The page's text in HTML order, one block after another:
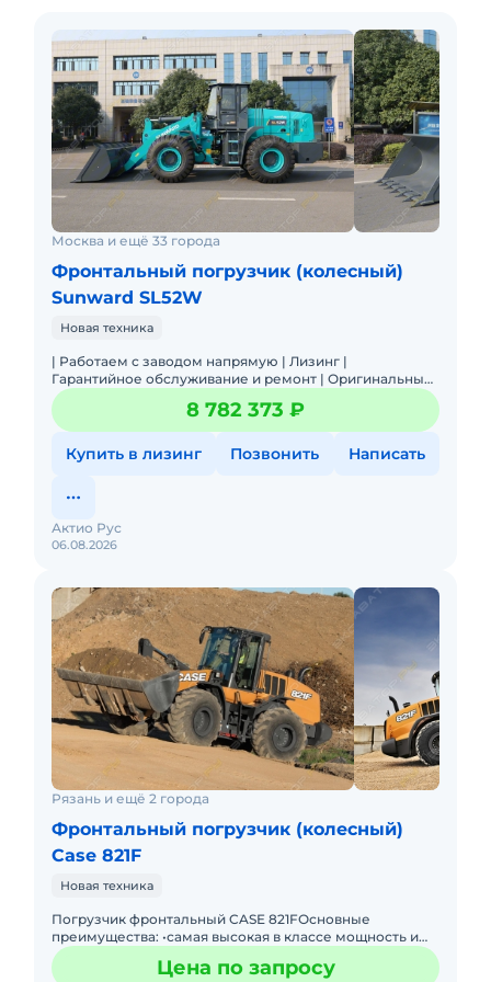
Работаем с физическими и юридическими
лицами
Наличие филиалов
Хотите получить самое выгодное
предложение?
Звоните прямо сейчас!
Москва и ещё 33 города
Фронтальный погрузчик (колесный)
Sunward SL52W
Новая техника
| Работаем с заводом напрямую | Лизинг |
Гарантийное обслуживание и ремонт | Оригинальные
запчасти | Широкая линейка техники| Лучшее
соотношение Цена/Качество |
8 782 373 ₽
Купить в лизинг Позвонить Написать
06.08.2026
Актио Рус
Рязань и ещё 2 города
Фронтальный погрузчик (колесный)
Case 821F
Новая техника
Погрузчик фронтальный CASE 821FОсновные
преимущества: •самая высокая в классе мощность и
крутящий момент •возможность выбора 1 из 4
режимов мощности дЦена по запросу